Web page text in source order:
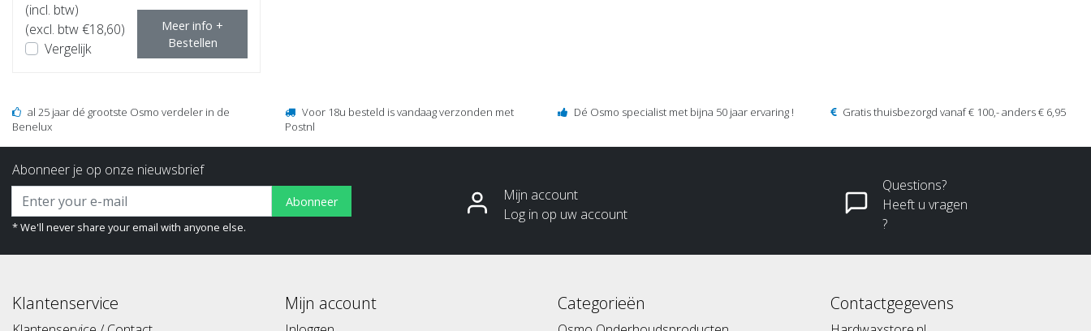
(incl. btw)
(excl. btw €18,60)
Vergelijk
Meer info +
Bestellen
al 25 jaar dé grootste Osmo verdeler in de
Benelux
Voor 18u besteld is vandaag verzonden met
Postnl
Dé Osmo specialist met bijna 50 jaar ervaring ! Gratis thuisbezorgd vanaf € 100,- anders € 6,95
Abonneer je op onze nieuwsbrief
Abonneer
* We'll never share your email with anyone else.
Mijn account
Log in op uw account
Questions?
Heeft u vragen
?
Klantenservice Mijn account Categorieën Contactgegevens